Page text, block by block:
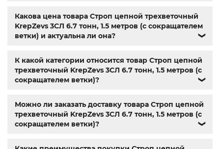
крепеж,болт м12 размеры,болт м5 под шестигранник
болт м 18,болт м9, болт м7 шаг 1,болт м14 1.5,болт м 9,
болт м 24, din 6325,din 6799,din 11024 din 929,
крепежа харьков,крепежи магазин,крепёжный
магазин,магазин болтов,гайки и болты, болты харьков
болты гайки шайбы,болты госты
купить болт м 10,купить болты м8,болты 10.9, гайки
купить,болты 8.8 ,винты м8,болт нержавеющий м8 ,
купить болты м10 ,крепежные изделия
Какова цена товара Строп цепной трехветочный
KrepZevs 3СЛ 6.7 тонн, 1.5 метров (с сокращателем
ветки) и актуальна ли она?
❯
К какой категории относится товар Строп цепной
трехветочный KrepZevs 3СЛ 6.7 тонн, 1.5 метров (с
сокращателем ветки)?
❯
Можно ли заказать доставку товара Строп цепной
трехветочный KrepZevs 3СЛ 6.7 тонн, 1.5 метров (с
сокращателем ветки)?
❯